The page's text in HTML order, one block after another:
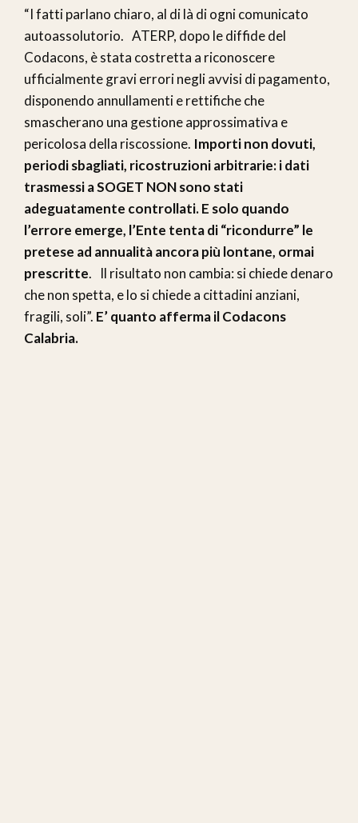
“I fatti parlano chiaro, al di là di ogni comunicato
autoassolutorio. ATERP, dopo le diffide del
Codacons, è stata costretta a riconoscere
ufficialmente gravi errori negli avvisi di pagamento,
disponendo annullamenti e rettifiche che
smascherano una gestione approssimativa e
pericolosa della riscossione. Importi non dovuti,
periodi sbagliati, ricostruzioni arbitrarie: i dati
trasmessi a SOGET NON sono stati
adeguatamente controllati. E solo quando
l’errore emerge, l’Ente tenta di “ricondurre” le
pretese ad annualità ancora più lontane, ormai
prescritte. Il risultato non cambia: si chiede denaro
che non spetta, e lo si chiede a cittadini anziani,
fragili, soli”. E’ quanto afferma il Codacons
Calabria.